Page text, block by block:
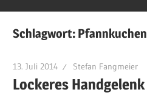
Schlagwort: Pfannkuchen
13. Juli 2014 Stefan Fangmeier
Lockeres